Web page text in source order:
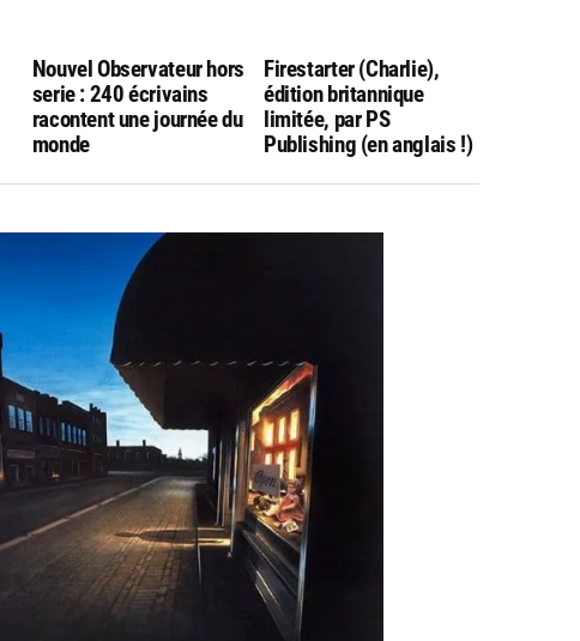
Nouvel Observateur hors
serie : 240 écrivains
racontent une journée du
monde
Firestarter (Charlie),
édition britannique
limitée, par PS
Publishing (en anglais !)